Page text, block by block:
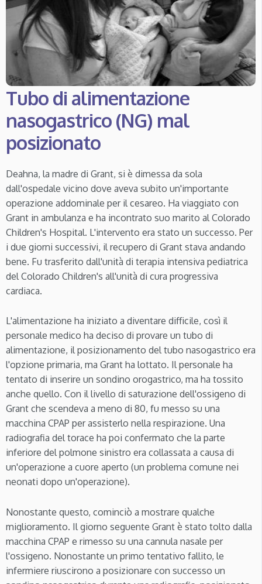
Tubo di alimentazione
nasogastrico (NG) mal
posizionato
Deahna, la madre di Grant, si è dimessa da sola
dall'ospedale vicino dove aveva subito un'importante
operazione addominale per il cesareo. Ha viaggiato con
Grant in ambulanza e ha incontrato suo marito al Colorado
Children's Hospital. L'intervento era stato un successo. Per
i due giorni successivi, il recupero di Grant stava andando
bene. Fu trasferito dall'unità di terapia intensiva pediatrica
del Colorado Children's all'unità di cura progressiva
cardiaca.
L'alimentazione ha iniziato a diventare difficile, così il
personale medico ha deciso di provare un tubo di
alimentazione, il posizionamento del tubo nasogastrico era
l'opzione primaria, ma Grant ha lottato. Il personale ha
tentato di inserire un sondino orogastrico, ma ha tossito
anche quello. Con il livello di saturazione dell'ossigeno di
Grant che scendeva a meno di 80, fu messo su una
macchina CPAP per assisterlo nella respirazione. Una
radiografia del torace ha poi confermato che la parte
inferiore del polmone sinistro era collassata a causa di
un'operazione a cuore aperto (un problema comune nei
neonati dopo un'operazione).
Nonostante questo, cominciò a mostrare qualche
miglioramento. Il giorno seguente Grant è stato tolto dalla
macchina CPAP e rimesso su una cannula nasale per
l'ossigeno. Nonostante un primo tentativo fallito, le
infermiere riuscirono a posizionare con successo un